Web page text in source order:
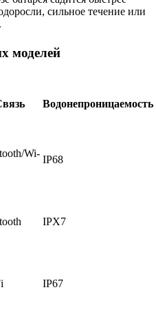
сильное течение или
моделей
Водонепроницаемость
Wi-
IP68
IPX7
IP67